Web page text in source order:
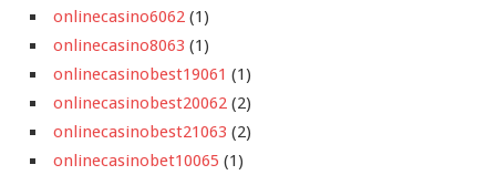
onlinecasino6062 (1)
onlinecasino8063 (1)
onlinecasinobest19061 (1)
onlinecasinobest20062 (2)
onlinecasinobest21063 (2)
onlinecasinobet10065 (1)